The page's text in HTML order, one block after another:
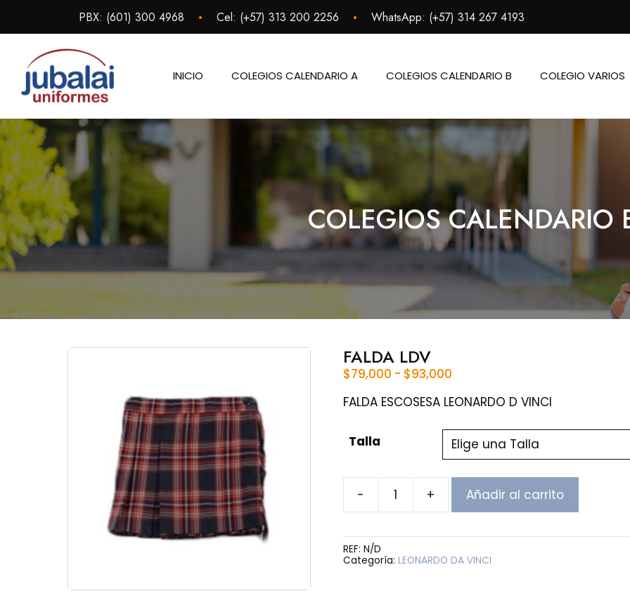
contenido
PBX: (601) 300 4968 • Cel: (+57) 313 200 2256 • WhatsApp: (+57) 314 267 4193
INICIO COLEGIOS CALENDARIO A COLEGIOS CALENDARIO B COLEGIO VARIOS
COLEGIOS CALENDARIO
FALDA LDV
$79,000 - $93,000Rango
precios:
$79,000
hasta
$93,000
FALDA ESCOSESA LEONARDO D VINCI
Talla
-
FALDA
LDV
+ Añadir al carrito
REF: N/D
Categoría: LEONARDO DA VINCI